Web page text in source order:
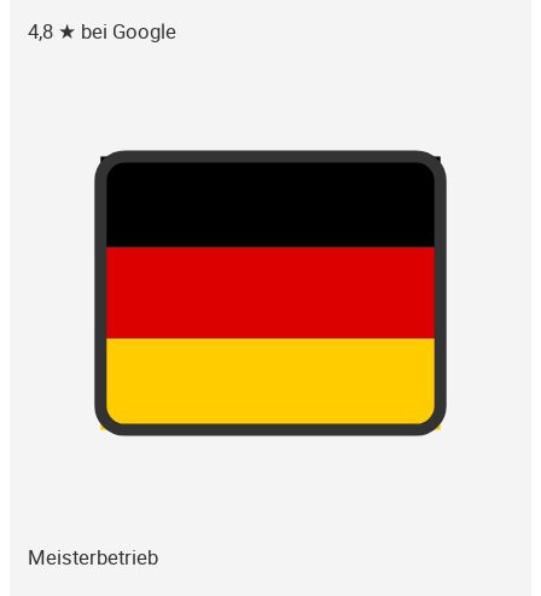
4,8 ★ bei Google
Meisterbetrieb